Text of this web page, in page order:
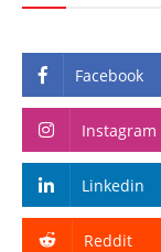
Facebook
Instagram
Linkedin
Reddit